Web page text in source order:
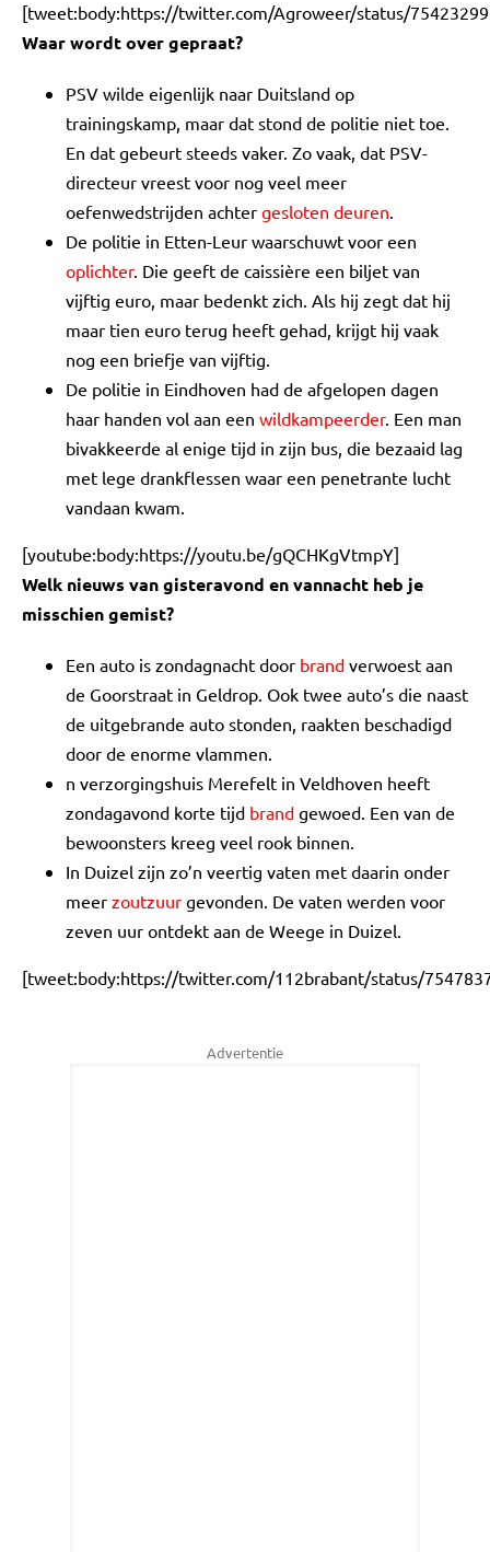
[tweet:body:https://twitter.com/Agroweer/status/
Waar wordt over gepraat?
PSV wilde eigenlijk naar Duitsland op
trainingskamp, maar dat stond de politie niet toe.
En dat gebeurt steeds vaker. Zo vaak, dat PSV-
directeur vreest voor nog veel meer
oefenwedstrijden achter gesloten deuren.
De politie in Etten-Leur waarschuwt voor een
oplichter. Die geeft de caissière een biljet van
vijftig euro, maar bedenkt zich. Als hij zegt dat hij
maar tien euro terug heeft gehad, krijgt hij vaak
nog een briefje van vijftig.
De politie in Eindhoven had de afgelopen dagen
haar handen vol aan een wildkampeerder. Een man
bivakkeerde al enige tijd in zijn bus, die bezaaid lag
met lege drankflessen waar een penetrante lucht
vandaan kwam.
[youtube:body:https://youtu.be/gQCHKgVtmpY]
Welk nieuws van gisteravond en vannacht heb je
misschien gemist?
Een auto is zondagnacht door brand verwoest aan
de Goorstraat in Geldrop. Ook twee auto’s die naast
de uitgebrande auto stonden, raakten beschadigd
door de enorme vlammen.
n verzorgingshuis Merefelt in Veldhoven heeft
zondagavond korte tijd brand gewoed. Een van de
bewoonsters kreeg veel rook binnen.
In Duizel zijn zo’n veertig vaten met daarin onder
meer zoutzuur gevonden. De vaten werden voor
zeven uur ontdekt aan de Weege in Duizel.
[tweet:body:https://twitter.com/112brabant/status/
Advertentie